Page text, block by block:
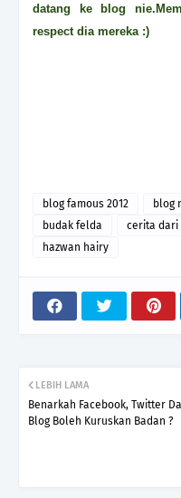
datang ke blog
respect dia mereka :)
blog famous 2012 blog
budak felda
cerita dari
hazwan hairy
LEBIH LAMA
Benarkah Facebook, Twitter
Blog Boleh Kuruskan Badan ?